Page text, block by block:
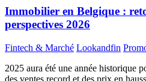
Immobilier en Belgique :
perspectives 2026
Fintech & Marché Lookandfin
2025 aura été une année historique
des ventes record et des prix en